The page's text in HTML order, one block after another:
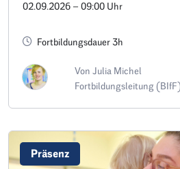
Kinder erfassen
02.09.2026 – 09:00 Uhr
Fortbildungsdauer 3h
Von Julia Michel
Fortbildungsleitung
Präsenz